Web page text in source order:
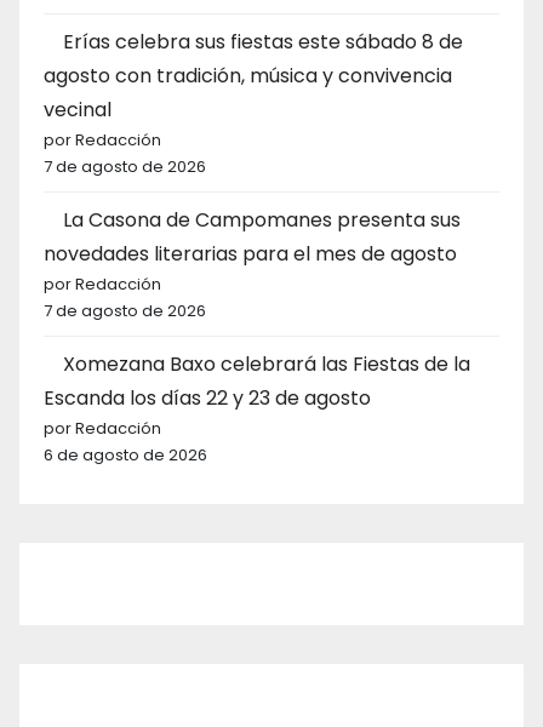
Erías celebra sus fiestas este sábado 8 de
agosto con tradición, música y convivencia
vecinal
por Redacción
7 de agosto de 2026
La Casona de Campomanes presenta sus
novedades literarias para el mes de agosto
por Redacción
7 de agosto de 2026
Xomezana Baxo celebrará las Fiestas de la
Escanda los días 22 y 23 de agosto
por Redacción
6 de agosto de 2026